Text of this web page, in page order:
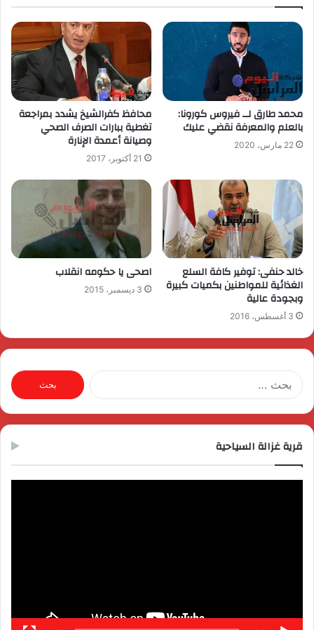
محمد طارق لــ فيروس كورونا:
بالعلم والمعرفة نقضي عليك
22 مارس، 2020
محافظ كفرالشيخ يشدد بمراجعة
تغطية ببارات الصرف الصحي
وصيانة أعمدة الإنارة
21 أكتوبر، 2017
خالد حنفى: توفير كافة السلع
الغذائية للمواطنين بكميات كبيرة
وبجودة عالية
3 أغسطس، 2016
اصحى يا حكومه انقلاب
3 ديسمبر، 2015
البحث
عن:
قرية غزالة السياحية